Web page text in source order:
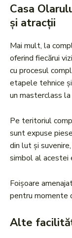
Casa
și atracții
Mai mult, la
oferind fiecărui
cu procesul
etapele tehnice
un masterclass
Pe teritoriul
sunt expuse
din lut și
simbol al acestei
Foișoare
pentru momente
Alte